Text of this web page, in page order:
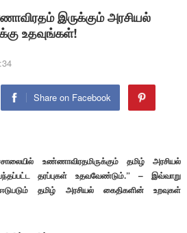
இருக்கும் அரசியல்
உதவுங்கள்!
Share on Facebook
உண்ணாவிரதமிருக்கும் தமிழ் அரசியல்
தரப்புகள் உதவவேண்டும்.” – இவ்வாறு
தமிழ் அரசியல் கைதிகளின் உறவுகள்